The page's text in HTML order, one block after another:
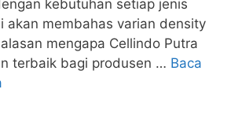
kebutuhan setiap jenis
membahas varian density
mengapa Cellindo Putra
terbaik bagi produsen … Baca